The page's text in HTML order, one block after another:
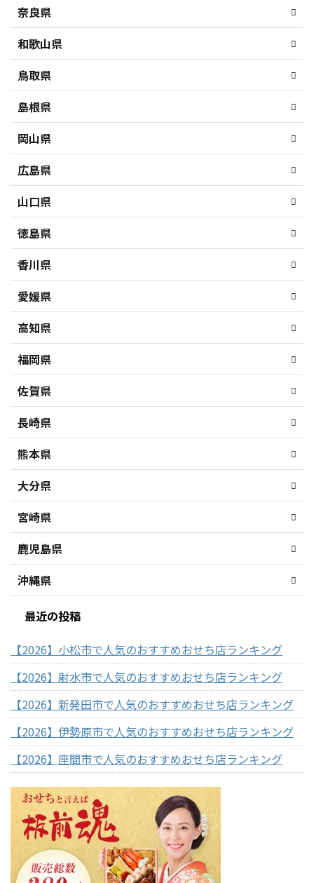
奈良県
和歌山県
鳥取県
島根県
岡山県
広島県
山口県
徳島県
香川県
愛媛県
高知県
福岡県
佐賀県
長崎県
熊本県
大分県
宮崎県
鹿児島県
沖縄県
最近の投稿
【2026】小松市で人気のおすすめおせち店ランキング
【2026】射水市で人気のおすすめおせち店ランキング
【2026】新発田市で人気のおすすめおせち店ランキング
【2026】伊勢原市で人気のおすすめおせち店ランキング
【2026】座間市で人気のおすすめおせち店ランキング